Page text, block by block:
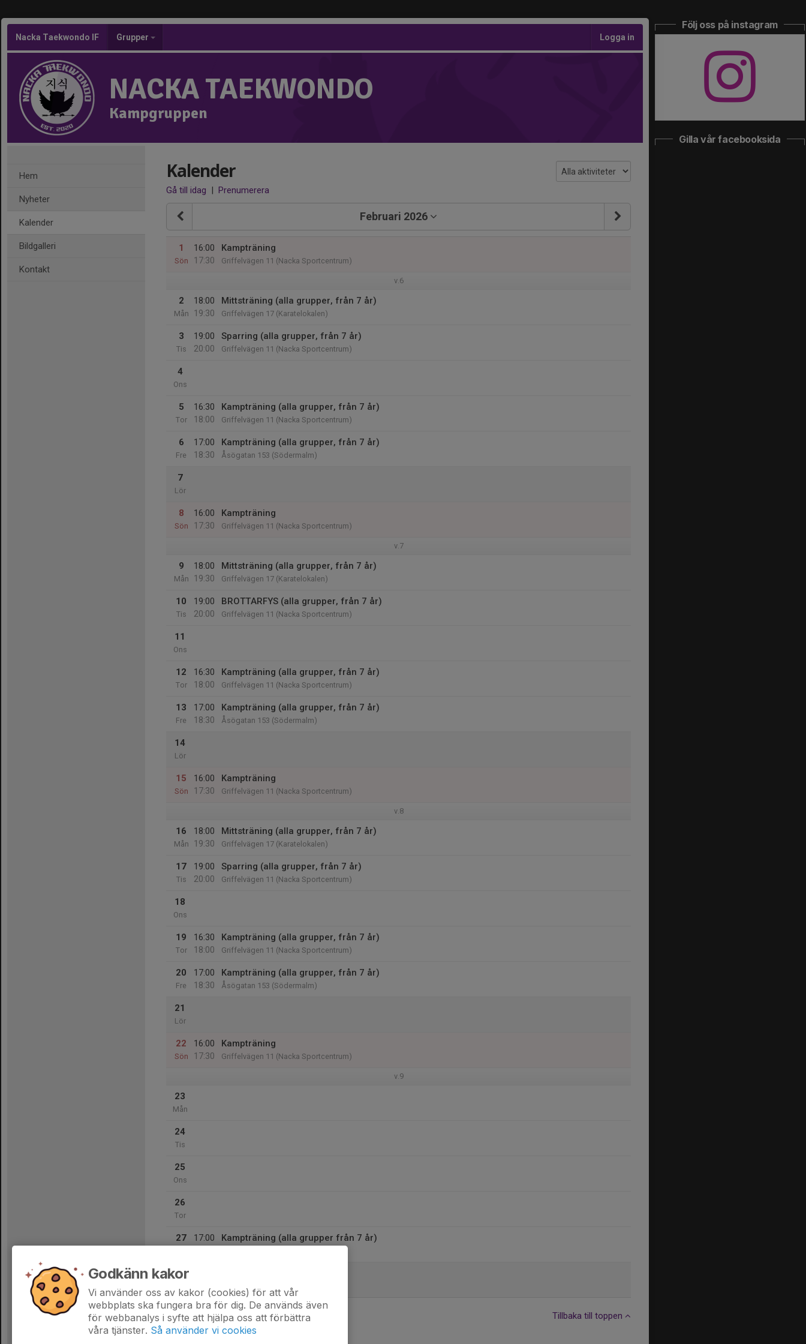
Nacka Taekwondo IF Grupper Logga in
NACKA TAEKWONDO
Kampgruppen
Hem
Nyheter
Kalender
Bildgalleri
Kontakt
Kalender
Gå till idag | Prenumerera
Februari 2026
1
Sön
16:00
17:30
Kampträning
Griffelvägen 11 (Nacka Sportcentrum)
v.6
2
Mån
18:00
19:30
Mittsträning (alla grupper, från 7 år)
Griffelvägen 17 (Karatelokalen)
3
Tis
19:00
20:00
Sparring (alla grupper, från 7 år)
Griffelvägen 11 (Nacka Sportcentrum)
4
Ons
5
Tor
16:30
18:00
Kampträning (alla grupper, från 7 år)
Griffelvägen 11 (Nacka Sportcentrum)
6
Fre
17:00
18:30
Kampträning (alla grupper, från 7 år)
Åsögatan 153 (Södermalm)
7
Lör
8
Sön
16:00
17:30
Kampträning
Griffelvägen 11 (Nacka Sportcentrum)
v.7
9
Mån
18:00
19:30
Mittsträning (alla grupper, från 7 år)
Griffelvägen 17 (Karatelokalen)
10
Tis
19:00
20:00
BROTTARFYS (alla grupper, från 7 år)
Griffelvägen 11 (Nacka Sportcentrum)
11
Ons
12
Tor
16:30
18:00
Kampträning (alla grupper, från 7 år)
Griffelvägen 11 (Nacka Sportcentrum)
13
Fre
17:00
18:30
Kampträning (alla grupper, från 7 år)
Åsögatan 153 (Södermalm)
14
Lör
15
Sön
16:00
17:30
Kampträning
Griffelvägen 11 (Nacka Sportcentrum)
v.8
16
Mån
18:00
19:30
Mittsträning (alla grupper, från 7 år)
Griffelvägen 17 (Karatelokalen)
17
Tis
19:00
20:00
Sparring (alla grupper, från 7 år)
Griffelvägen 11 (Nacka Sportcentrum)
18
Ons
19
Tor
16:30
18:00
Kampträning (alla grupper, från 7 år)
Griffelvägen 11 (Nacka Sportcentrum)
20
Fre
17:00
18:30
Kampträning (alla grupper, från 7 år)
Åsögatan 153 (Södermalm)
21
Lör
22
Sön
16:00
17:30
Kampträning
Griffelvägen 11 (Nacka Sportcentrum)
v.9
23
Mån
24
Tis
25
Ons
26
Tor
27
17:00
Kampträning (alla grupper från 7 år)
28
Tillbaka till toppen
Följ oss på instagram
Gilla vår facebooksida
Godkänn kakor
Vi använder oss av kakor (cookies) för att vår
webbplats ska fungera bra för dig. De används även
för webbanalys i syfte att hjälpa oss att förbättra
våra tjänster. Så använder vi cookies